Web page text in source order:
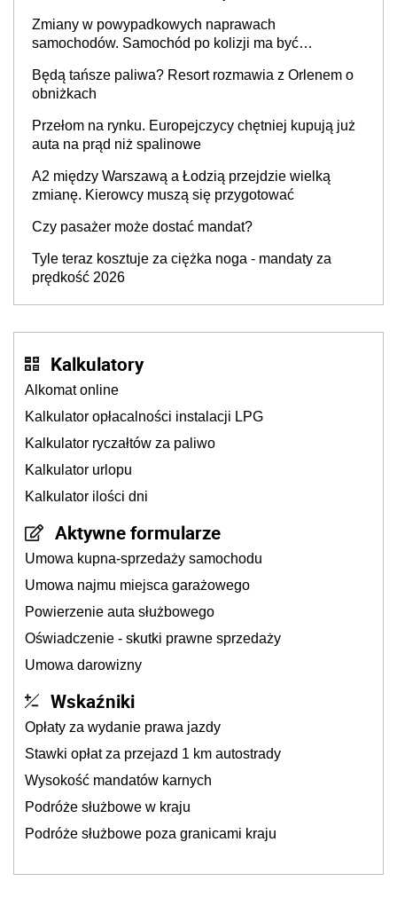
Zmiany w powypadkowych naprawach
samochodów. Samochód po kolizji ma być
producenta
Będą tańsze paliwa? Resort rozmawia z Orlenem o
obniżkach
Przełom na rynku. Europejczycy chętniej kupują już
auta na prąd niż spalinowe
A2 między Warszawą a Łodzią przejdzie wielką
zmianę. Kierowcy muszą się przygotować
Czy pasażer może dostać mandat?
Tyle teraz kosztuje za ciężka noga - mandaty za
prędkość 2026
Kalkulatory
Alkomat online
Kalkulator opłacalności instalacji LPG
Kalkulator ryczałtów za paliwo
Kalkulator urlopu
Kalkulator ilości dni
Aktywne formularze
Umowa kupna-sprzedaży samochodu
Umowa najmu miejsca garażowego
Powierzenie auta służbowego
Oświadczenie - skutki prawne sprzedaży
Umowa darowizny
Wskaźniki
Opłaty za wydanie prawa jazdy
Stawki opłat za przejazd 1 km autostrady
Wysokość mandatów karnych
Podróże służbowe w kraju
Podróże służbowe poza granicami kraju